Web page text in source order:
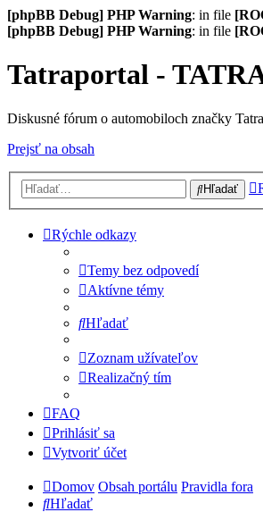
[phpBB Debug] PHP Warning: in file
[phpBB Debug] PHP Warning: in file
Tatraportal -
Diskusné fórum o automobiloch značky Tatra
Prejsť na obsah
Hľadať
Rýchle odkazy
Temy bez odpovedí
Aktívne témy
Hľadať
Zoznam užívateľov
Realizačný tím
FAQ
Prihlásiť sa
Vytvoriť účet
Domov Obsah portálu Pravidla fora
Hľadať